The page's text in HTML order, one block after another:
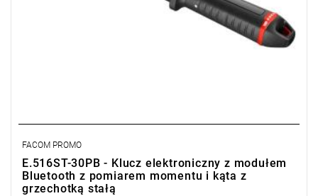
FACOM PROMO
E.516ST-30PB - Klucz elektroniczny z modułem
Bluetooth z pomiarem momentu i kąta z
grzechotką stałą